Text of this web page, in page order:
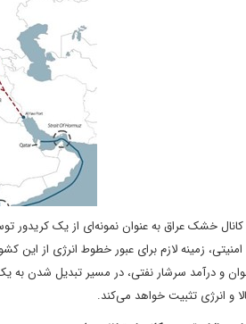
کانال خشک عراق به عنوان نمونه‌ای از یک کریدور
زمینه‌ لازم برای عبور خطوط انرژی از این
و درآمد سرشار نفتی، در مسیر تبدیل شدن به
و انرژی تثبیت خواهد می‌کند.